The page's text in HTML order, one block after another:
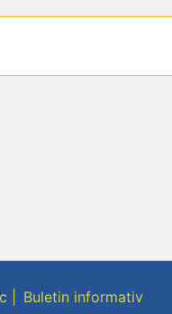
Buletin informativ